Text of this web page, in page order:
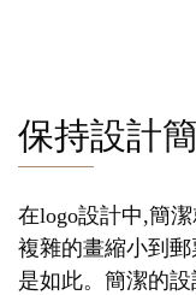
保持設計
在logo設計中,簡
複雜的畫縮小到
是如此。簡潔的